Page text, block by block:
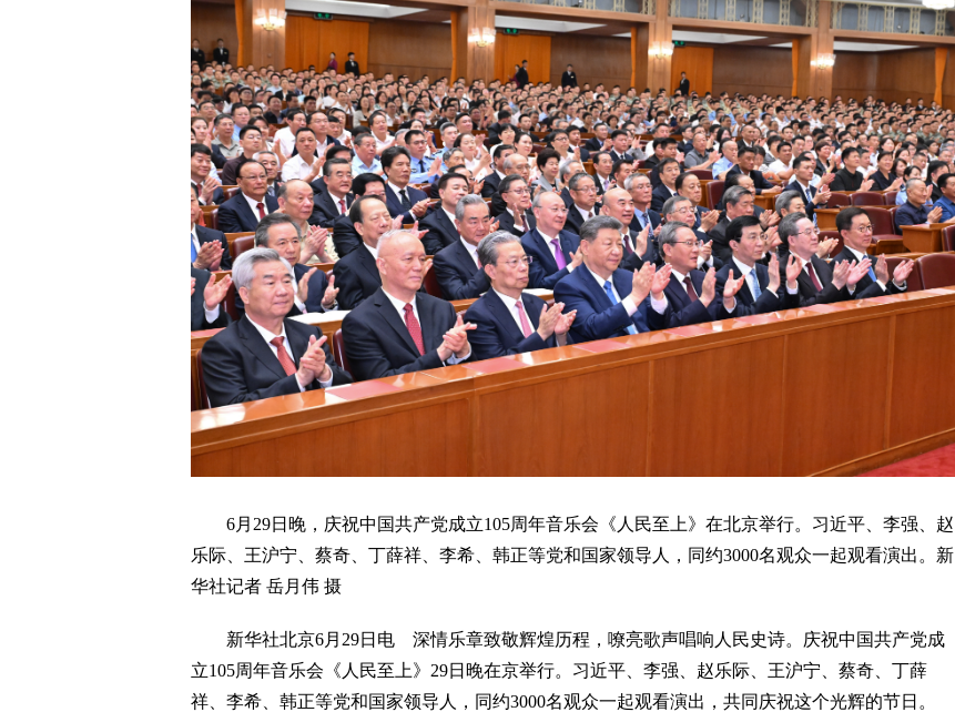
6月29日晚，庆祝中国共产党成立105周年音乐会《人民至上》在北京举行。习近平、李强、赵
乐际、王沪宁、蔡奇、丁薛祥、李希、韩正等党和国家领导人，同约3000名观众一起观看演出。新
华社记者 岳月伟 摄
新华社北京6月29日电 深情乐章致敬辉煌历程，嘹亮歌声唱响人民史诗。庆祝中国共产党成
立105周年音乐会《人民至上》29日晚在京举行。习近平、李强、赵乐际、王沪宁、蔡奇、丁薛
祥、李希、韩正等党和国家领导人，同约3000名观众一起观看演出，共同庆祝这个光辉的节日。